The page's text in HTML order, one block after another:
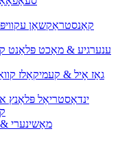
קאַנסטראַקשאַן
ענערגיע & מאַכט פּלאַנט
גאַז אָיל & קעמיקאַלז
ינדאַסטריאַל פּלאַנץ
מאַשינערי &